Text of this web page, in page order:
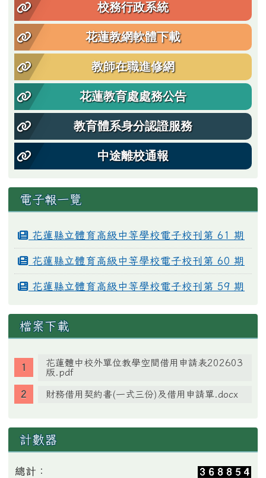
校務行政系統
花蓮教網軟體下載
教師在職進修網
花蓮教育處處務公告
教育體系身分認證服務
中途離校通報
電子報一覽
花蓮縣立體育高級中等學校電子校刊第 61 期
花蓮縣立體育高級中等學校電子校刊第 60 期
花蓮縣立體育高級中等學校電子校刊第 59 期
檔案下載
花蓮體中校外單位教學空間借用申請表202603
版.pdf
財務借用契約書(一式三份)及借用申請單.docx
計數器
總計：